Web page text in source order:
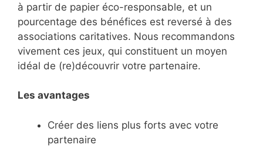
à partir de papier éco-responsable, et un
pourcentage des bénéfices est reversé à des
associations caritatives. Nous recommandons
vivement ces jeux, qui constituent un moyen
idéal de (re)découvrir votre partenaire.
Les avantages
Créer des liens plus forts avec votre
partenaire